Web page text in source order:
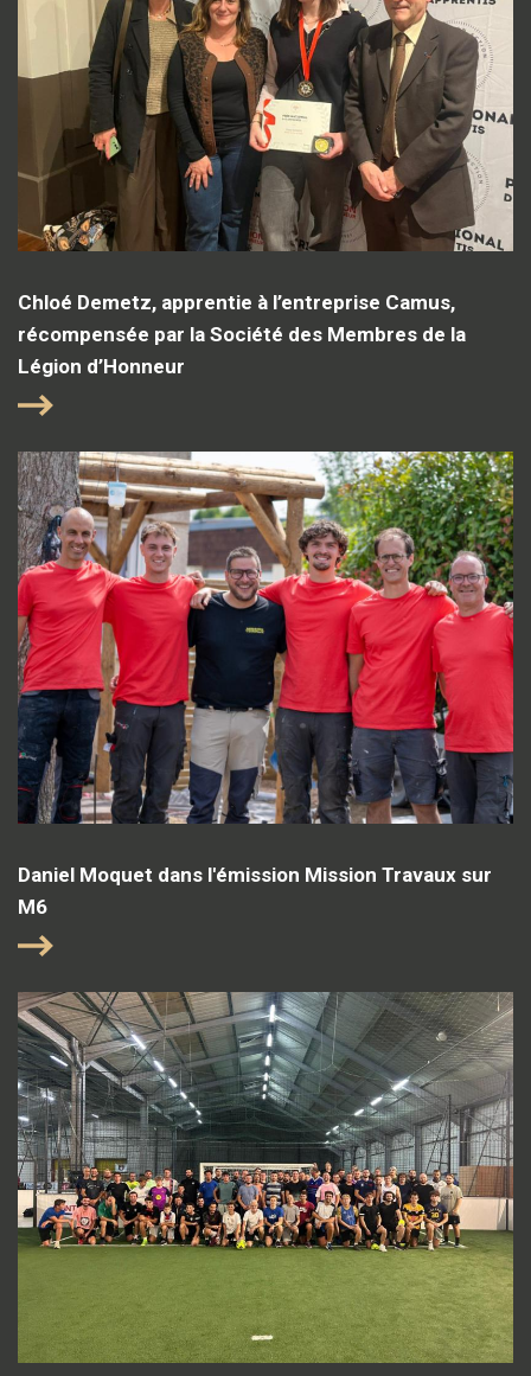
Chloé Demetz, apprentie à l’entreprise Camus,
récompensée par la Société des Membres de la
Légion d’Honneur
Daniel Moquet dans l'émission Mission Travaux sur
M6